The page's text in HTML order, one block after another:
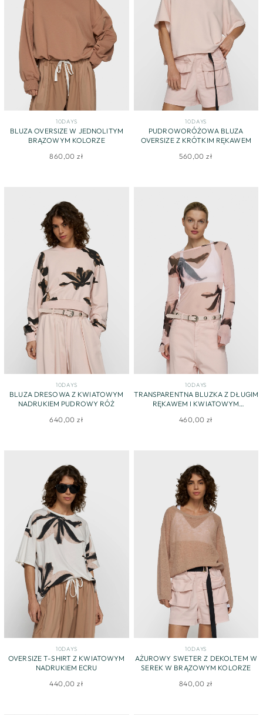
10DAYS
BLUZA OVERSIZE W JEDNOLITYM
BRĄZOWYM KOLORZE
860,00 zł
10DAYS
PUDROWORÓŻOWA BLUZA
OVERSIZE Z KRÓTKIM RĘKAWEM
560,00 zł
10DAYS
BLUZA DRESOWA Z KWIATOWYM
NADRUKIEM PUDROWY RÓŻ
640,00 zł
10DAYS
TRANSPARENTNA BLUZKA Z DŁUGIM
RĘKAWEM I KWIATOWYM
460,00 zł
10DAYS
OVERSIZE T-SHIRT Z KWIATOWYM
NADRUKIEM ECRU
440,00 zł
10DAYS
AŻUROWY SWETER Z DEKOLTEM W
SEREK W BRĄZOWYM KOLORZE
840,00 zł